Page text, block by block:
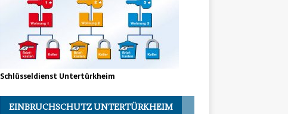
Schlüsseldienst Untertürkheim
EINBRUCHSCHUTZ UNTERTÜRKHEIM